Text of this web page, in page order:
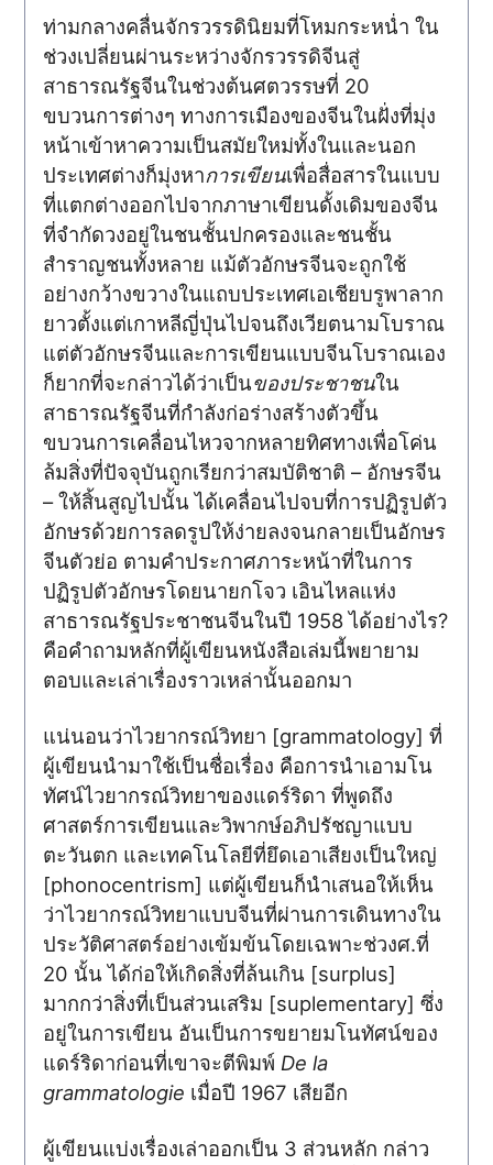
ท่ามกลางคลื่นจักรวรรดินิยมที่โหมกระหน่ำ ใน
ช่วงเปลี่ยนผ่านระหว่างจักรวรรดิจีนสู่
สาธารณรัฐจีนในช่วงต้นศตวรรษที่ 20
ขบวนการต่างๆ ทางการเมืองของจีนในฝั่งที่มุ่ง
หน้าเข้าหาความเป็นสมัยใหม่ทั้งในและนอก
ประเทศต่างก็มุ่งหาการเขียนเพื่อสื่อสารในแบบ
ที่แตกต่างออกไปจากภาษาเขียนดั้งเดิมของจีน
ที่จำกัดวงอยู่ในชนชั้นปกครองและชนชั้น
สำราญชนทั้งหลาย แม้ตัวอักษรจีนจะถูกใช้
อย่างกว้างขวางในแถบประเทศเอเชียบรูพาลาก
ยาวตั้งแต่เกาหลีญี่ปุ่นไปจนถึงเวียตนามโบราณ
แต่ตัวอักษรจีนและการเขียนแบบจีนโบราณเอง
ก็ยากที่จะกล่าวได้ว่าเป็นของประชาชนใน
สาธารณรัฐจีนที่กำลังก่อร่างสร้างตัวขึ้น
ขบวนการเคลื่อนไหวจากหลายทิศทางเพื่อโค่น
ล้มสิ่งที่ปัจจุบันถูกเรียกว่าสมบัติชาติ – อักษรจีน
– ให้สิ้นสูญไปนั้น ได้เคลื่อนไปจบที่การปฏิรูปตัว
อักษรด้วยการลดรูปให้ง่ายลงจนกลายเป็นอักษร
จีนตัวย่อ ตามคำประกาศภาระหน้าที่ในการ
ปฏิรูปตัวอักษรโดยนายกโจว เอินไหลแห่ง
สาธารณรัฐประชาชนจีนในปี 1958 ได้อย่างไร?
คือคำถามหลักที่ผู้เขียนหนังสือเล่มนี้พยายาม
ตอบและเล่าเรื่องราวเหล่านั้นออกมา
แน่นอนว่าไวยากรณ์วิทยา [grammatology] ที่
ผู้เขียนนำมาใช้เป็นชื่อเรื่อง คือการนำเอามโน
ทัศน์ไวยากรณ์วิทยาของแดร์ริดา ที่พูดถึง
ศาสตร์การเขียนและวิพากษ์อภิปรัชญาแบบ
ตะวันตก และเทคโนโลยีที่ยึดเอาเสียงเป็นใหญ่
[phonocentrism] แต่ผู้เขียนก็นำเสนอให้เห็น
ว่าไวยากรณ์วิทยาแบบจีนที่ผ่านการเดินทางใน
ประวัติศาสตร์อย่างเข้มข้นโดยเฉพาะช่วงศ.ที่
20 นั้น ได้ก่อให้เกิดสิ่งที่ล้นเกิน [surplus]
มากกว่าสิ่งที่เป็นส่วนเสริม [suplementary] ซึ่ง
อยู่ในการเขียน อันเป็นการขยายมโนทัศน์ของ
แดร์ริดาก่อนที่เขาจะตีพิมพ์ De la
grammatologie เมื่อปี 1967 เสียอีก
ผู้เขียนแบ่งเรื่องเล่าออกเป็น 3 ส่วนหลัก กล่าว